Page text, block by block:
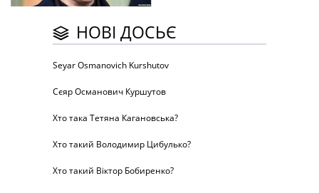
НОВІ ДОСЬЄ
Seyar Osmanovich Kurshutov
Сєяр Османович Куршутов
Хто така Тетяна Кагановська?
Хто такий Володимир Цибулько?
Хто такий Віктор Бобиренко?